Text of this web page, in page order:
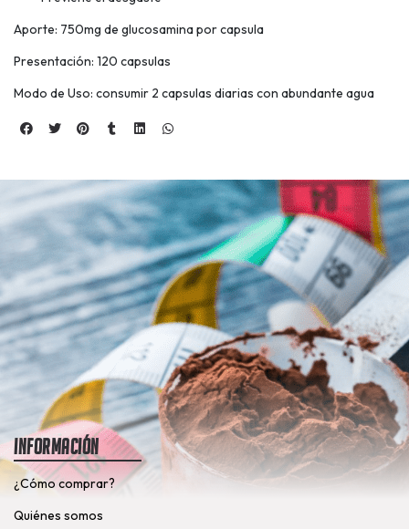
Aporte: 750mg de glucosamina por capsula
Presentación: 120 capsulas
Modo de Uso: consumir 2 capsulas diarias con abundante agua
Información
¿Cómo comprar?
Quiénes somos